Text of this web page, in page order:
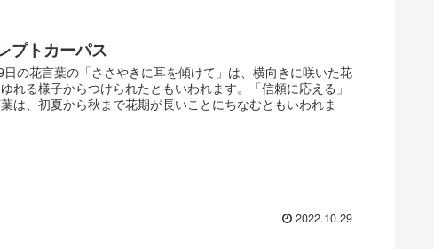
プトカーパス
日の花言葉の「ささやきに耳を傾けて」は、横向きに咲いた花
れる様子からつけられたともいわれます。「信頼に応える」
は、初夏から秋まで花期が長いことにちなむともいわれま
2022.10.29